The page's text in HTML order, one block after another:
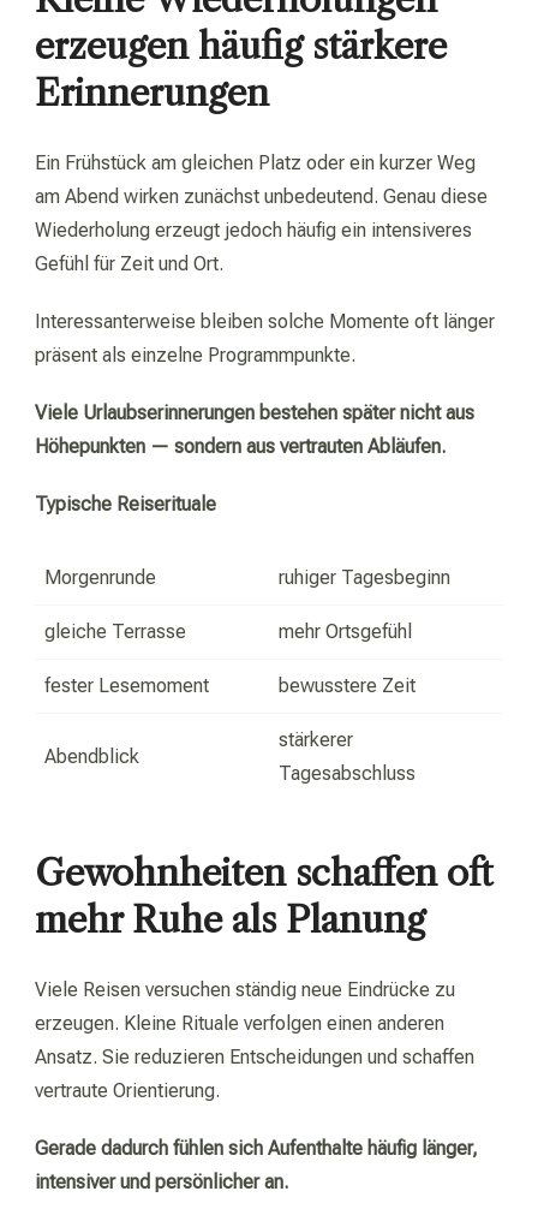
erzeugen häufig stärkere
Erinnerungen
Ein Frühstück am gleichen Platz oder ein kurzer Weg
am Abend wirken zunächst unbedeutend. Genau diese
Wiederholung erzeugt jedoch häufig ein intensiveres
Gefühl für Zeit und Ort.
Interessanterweise bleiben solche Momente oft länger
präsent als einzelne Programmpunkte.
Viele Urlaubserinnerungen bestehen später nicht aus
Höhepunkten — sondern aus vertrauten Abläufen.
Typische Reiserituale
Morgenrunde ruhiger Tagesbeginn
gleiche Terrasse mehr Ortsgefühl
fester Lesemoment bewusstere Zeit
Abendblick
stärkerer
Tagesabschluss
Gewohnheiten schaffen oft
mehr Ruhe als Planung
Viele Reisen versuchen ständig neue Eindrücke zu
erzeugen. Kleine Rituale verfolgen einen anderen
Ansatz. Sie reduzieren Entscheidungen und schaffen
vertraute Orientierung.
Gerade dadurch fühlen sich Aufenthalte häufig länger,
intensiver und persönlicher an.